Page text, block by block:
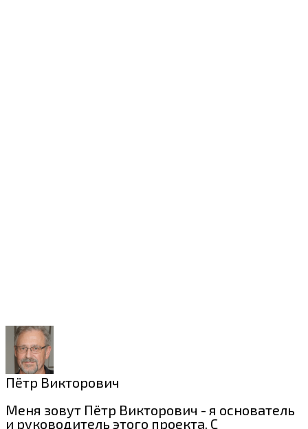
Пётр Викторович
Меня зовут Пётр Викторович - я основатель
и руководитель этого проекта. С